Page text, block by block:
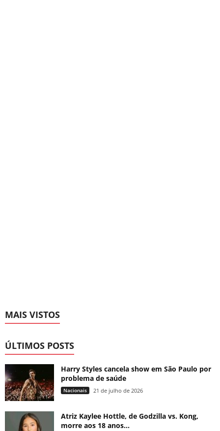
MAIS VISTOS
ÚLTIMOS POSTS
Harry Styles cancela show em São Paulo por
problema de saúde
Nacionais 21 de julho de 2026
Atriz Kaylee Hottle, de Godzilla vs. Kong,
morre aos 18 anos...